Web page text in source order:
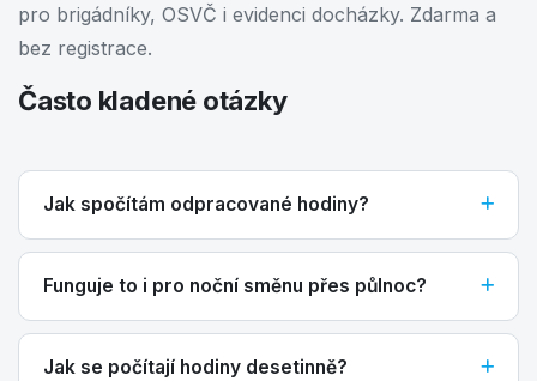
pro brigádníky, OSVČ i evidenci docházky. Zdarma a
bez registrace.
Často kladené otázky
Jak spočítám odpracované hodiny?
Funguje to i pro noční směnu přes půlnoc?
Jak se počítají hodiny desetinně?